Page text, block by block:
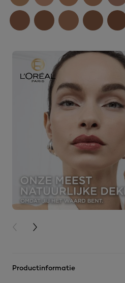
PREVIOUS CARD
NEXT CARD
Productinformatie